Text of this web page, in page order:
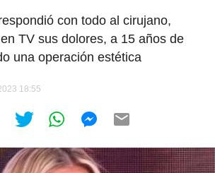
con todo al cirujano,
TV sus dolores, a 15 años de
una operación estética
18:55